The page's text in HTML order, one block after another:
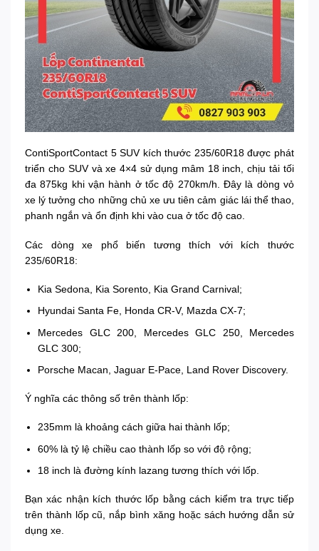
ContiSportContact 5 SUV kích thước 235/60R18 được phát
triển cho SUV và xe 4×4 sử dụng mâm 18 inch, chịu tải tối
đa 875kg khi vận hành ở tốc độ 270km/h. Đây là dòng vỏ
xe lý tưởng cho những chủ xe ưu tiên cảm giác lái thể thao,
phanh ngắn và ổn định khi vào cua ở tốc độ cao.
Các dòng xe phổ biến tương thích với kích thước
235/60R18:
Kia Sedona, Kia Sorento, Kia Grand Carnival;
Hyundai Santa Fe, Honda CR-V, Mazda CX-7;
Mercedes GLC 200, Mercedes GLC 250, Mercedes
GLC 300;
Porsche Macan, Jaguar E-Pace, Land Rover Discovery.
Ý nghĩa các thông số trên thành lốp:
235mm là khoảng cách giữa hai thành lốp;
60% là tỷ lệ chiều cao thành lốp so với độ rộng;
18 inch là đường kính lazang tương thích với lốp.
Bạn xác nhận kích thước lốp bằng cách kiểm tra trực tiếp
trên thành lốp cũ, nắp bình xăng hoặc sách hướng dẫn sử
dụng xe.